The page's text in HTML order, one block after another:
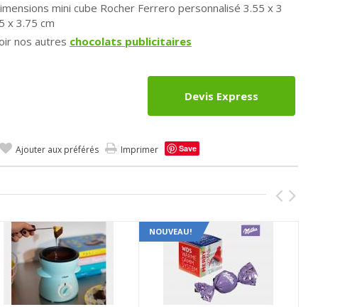
mini cube Rocher Ferrero personnalisé 3.55 x 3
x 3.75 cm
nos autres chocolats publicitaires
Devis Express
Ajouter aux préférés Imprimer Save
NOUVEAU!